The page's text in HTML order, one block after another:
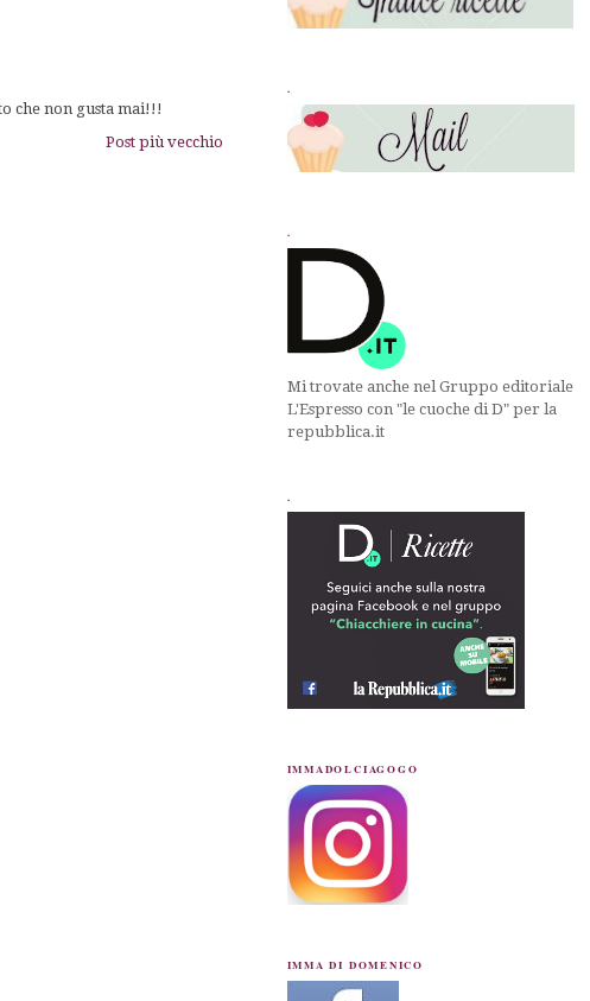
che non gusta mai!!!
Post più vecchio
.
.
Mi trovate anche nel Gruppo editoriale
L'Espresso con "le cuoche di D" per la
repubblica.it
.
IMMADOLCIAGOGO
IMMA DI DOMENICO